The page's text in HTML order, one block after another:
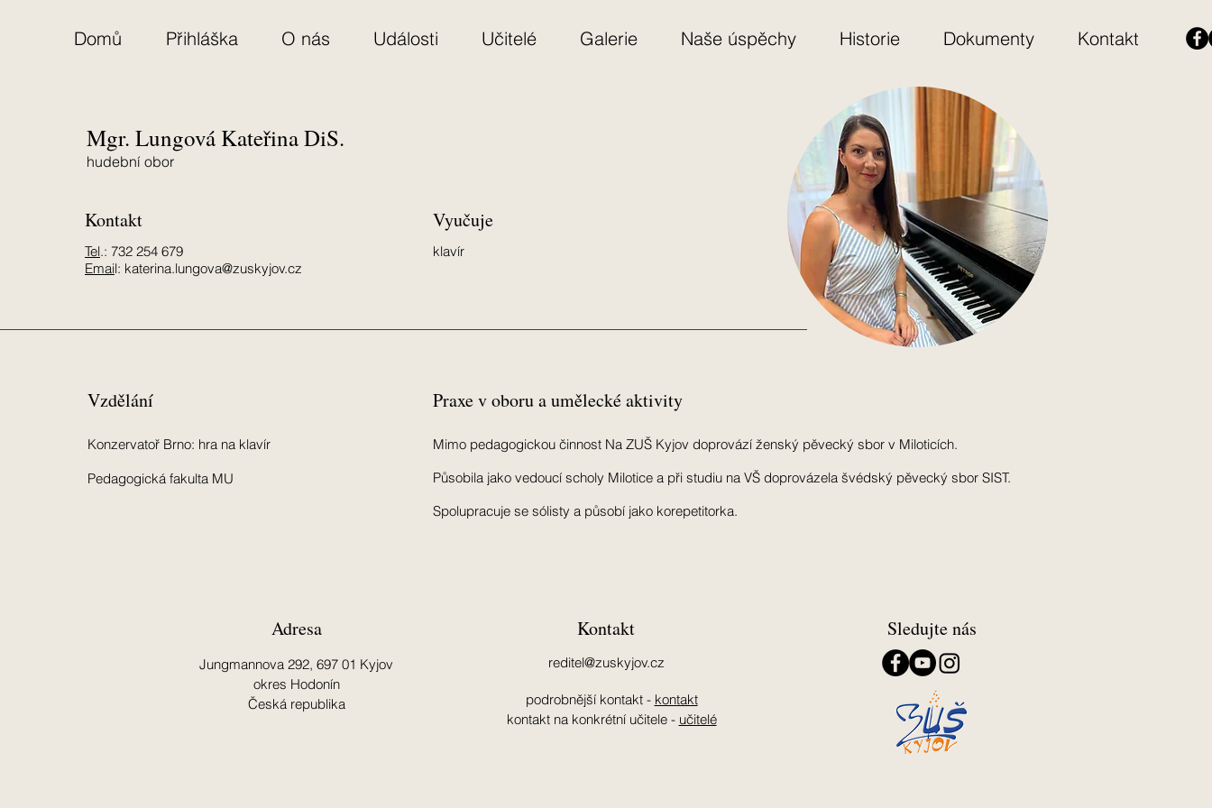
Domů Přihláška O nás Události Učitelé Galerie Naše úspěchy Historie Dokumenty Kontakt
Mgr. Lungová Kateřina DiS.
hudební obor
Kontakt
Tel.: 732 254 679
Email: katerina.lungova@zuskyjov.cz
Vyučuje
klavír
Vzdělání Praxe v oboru a umělecké aktivity
Konzervatoř Brno: hra na klavír
Pedagogická fakulta MU
Mimo pedagogickou činnost Na ZUŠ Kyjov doprovází ženský pěvecký sbor v Miloticích.
Působila jako vedoucí scholy Milotice a při studiu na VŠ doprovázela švédský pěvecký sbor SIST.
Spolupracuje se sólisty a působí jako korepetitorka.
Adresa
Jungmannova 292, 697 01 Kyjov
okres Hodonín
Česká republika
Kontakt
reditel@zuskyjov.cz
podrobnější kontakt - kontakt
kontakt na konkrétní učitele - učitelé
Sledujte nás